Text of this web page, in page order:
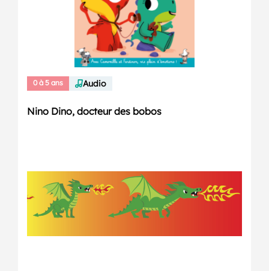
0 à 5 ans Audio
Nino Dino, docteur des bobos